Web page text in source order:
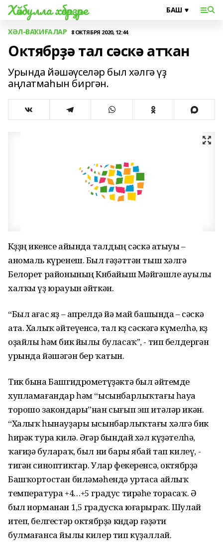
Хәйбулла хәбәрҙәре
ХӘЛ-ВАҠИҒАЛАР 8 ОКТЯБРЯ 2020, 12:44
Октябрҙә тал сәскә атҡан
Урында йәшәүселәр был хәлгә үҙ
аңлатмаһын биргән.
Көҙҙөң икенсе айында талдың сәскә атыуы –
аномаль күренеш. Был ғәҙәттән тыш хәлгә
Белорет районының Көнбайыш Мәйгәшле ауылы
халҡы үҙ юрауын әйткән.
“Был ағас яҙ – апрелдә йә май башында – сәскә
ата. Халыҡ әйтеүенсә, тал көҙ сәскәгә күмелһә, көҙ
оҙайлы һәм бик йылы буласаҡ", - тип белдергән
урында йәшәгән бер ҡатын.
Тик бына Башгидрометүҙәктә был әйтемде
хупламағандар һәм “ысынбарлыҡтағы һауа
торошо закондары”нан сығып эш итәләр икән.
“Халыҡ һынауҙары ысынбарлыҡтағы хәлгә бик
һирәк тура килә. Әгәр бындай хәл күҙәтелһә,
ҡағиҙә булараҡ, был ни бары ябай тап килеү, -
тигән синоптиктар. Улар фекеренсә, октябрҙә
Башҡортостан биләмәһендә уртаса айлыҡ
температура +4…+5 градус тирәһе торасаҡ. Ә
был норманан 1,5 градусҡа юғарыраҡ. Шулай
итеп, белгестәр октябрҙә көндәр ғәҙәти
булмағанса йылы килер тип күҙаллай.